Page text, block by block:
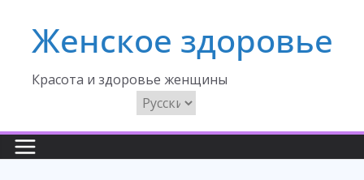
содержимому
Женское здоровье
Красота и здоровье женщины
Выбрать